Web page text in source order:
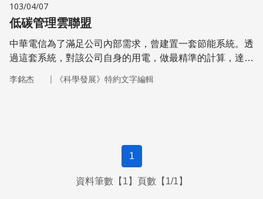
103/04/07
低碳管理雲聯盟
中華電信為了滿足公司內部需求，曾建置一套節能系統。透
過這套系統，對該公司自身的用電，做最精準的計算，達到
台，並推廣至市場。
李銘杰 ｜ 《科學發展》特約文字編輯
1
資料筆數【1】頁數【1/1】